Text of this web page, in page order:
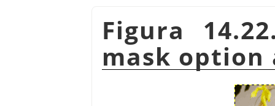
Figura
mask option